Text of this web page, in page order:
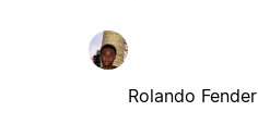
Rolando Fender